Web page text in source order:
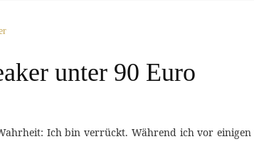
unter 90 Euro
Ich bin verrückt. Während ich vor einigen